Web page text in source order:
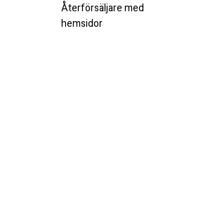
Återförsäljare med
hemsidor